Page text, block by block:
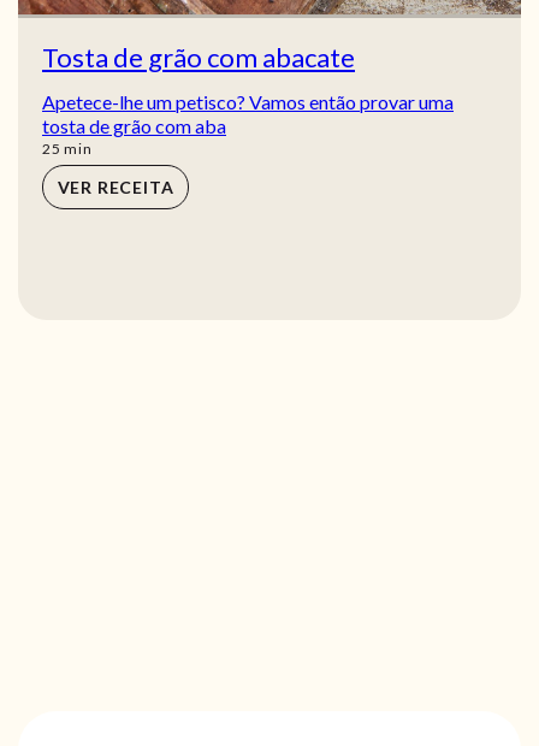
Tosta de grão com abacate
Apetece-lhe um petisco? Vamos então provar uma
tosta de grão com aba
25 min
min
VER RECEITA